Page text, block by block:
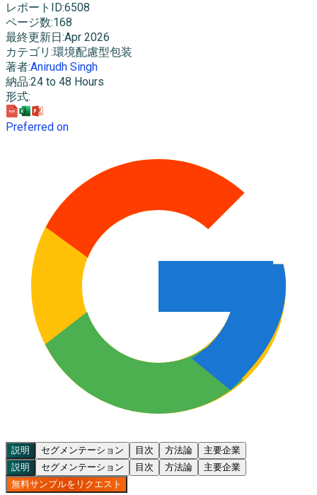
レポートID:6508
ページ数:168
最終更新日 :Apr 2026
カテゴリ :環境配慮型包装
著者:Anirudh Singh
納品:24 to 48 Hours
形式:
Preferred on
説明 セグメンテーション 目次 方法論
主要企業
説明
セグメンテーション 目次 方法論
主要企業
無料サンプルをリクエスト